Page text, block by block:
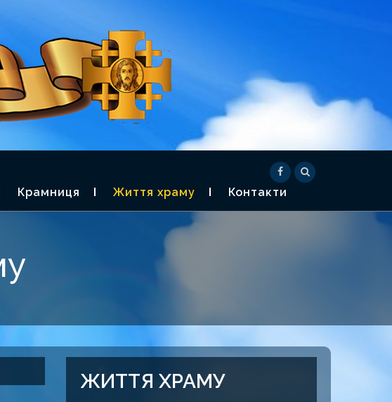
-2026
Крамниця Життя храму Контакти
ЖИТТЯ ХРАМУ